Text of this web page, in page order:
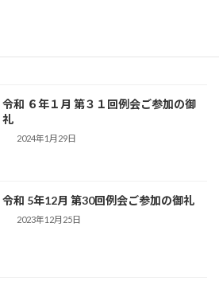
令和 ６年１月 第３１回例会ご参加の御
礼
2024年1月29日
令和 5年12月 第30回例会ご参加の御礼
2023年12月25日